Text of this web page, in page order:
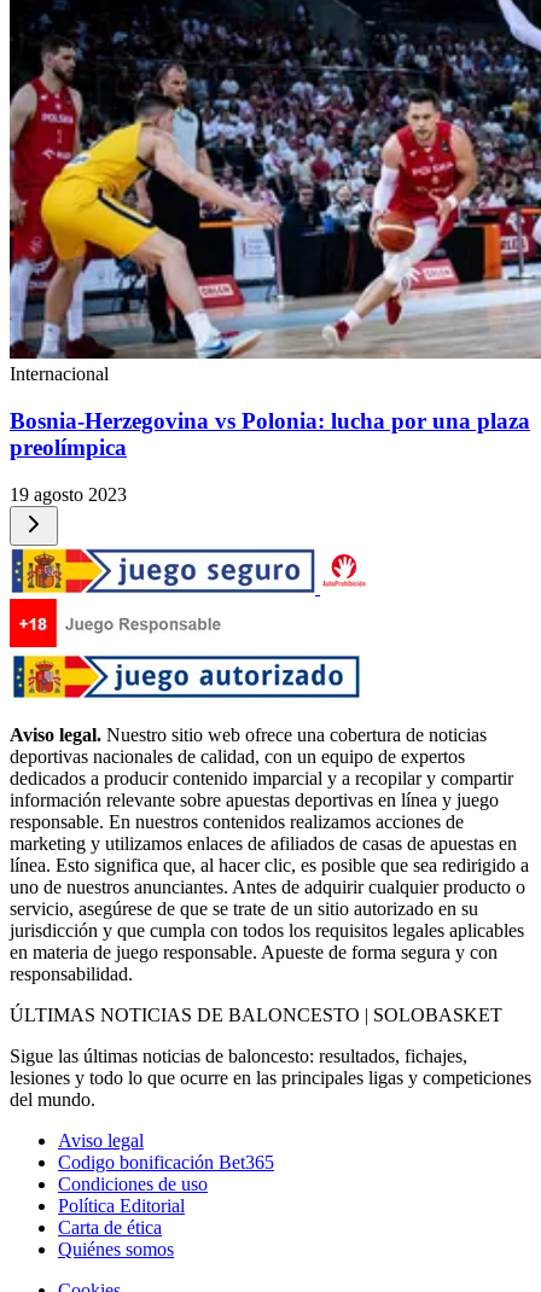
Internacional
Bosnia-Herzegovina vs Polonia: lucha por una plaza
preolímpica
19 agosto 2023
Aviso legal. Nuestro sitio web ofrece una cobertura de noticias
deportivas nacionales de calidad, con un equipo de expertos
dedicados a producir contenido imparcial y a recopilar y compartir
información relevante sobre apuestas deportivas en línea y juego
responsable. En nuestros contenidos realizamos acciones de
marketing y utilizamos enlaces de afiliados de casas de apuestas en
línea. Esto significa que, al hacer clic, es posible que sea redirigido a
uno de nuestros anunciantes. Antes de adquirir cualquier producto o
servicio, asegúrese de que se trate de un sitio autorizado en su
jurisdicción y que cumpla con todos los requisitos legales aplicables
en materia de juego responsable. Apueste de forma segura y con
responsabilidad.
ÚLTIMAS NOTICIAS DE BALONCESTO | SOLOBASKET
Sigue las últimas noticias de baloncesto: resultados, fichajes,
lesiones y todo lo que ocurre en las principales ligas y competiciones
del mundo.
Aviso legal
Codigo bonificación Bet365
Condiciones de uso
Política Editorial
Carta de ética
Quiénes somos